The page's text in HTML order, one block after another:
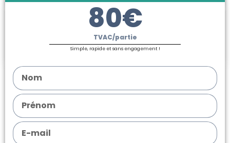
80€
TVAC/partie
Simple, rapide et sans engagement !